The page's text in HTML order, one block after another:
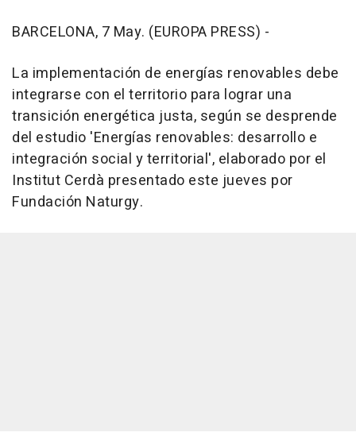
BARCELONA, 7 May. (EUROPA PRESS) -
La implementación de energías renovables debe
integrarse con el territorio para lograr una
transición energética justa, según se desprende
del estudio 'Energías renovables: desarrollo e
integración social y territorial', elaborado por el
Institut Cerdà presentado este jueves por
Fundación Naturgy.